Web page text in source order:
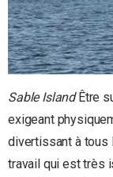
Sable IslandÊtre
exigeant
divertissant à tous
travail qui est très